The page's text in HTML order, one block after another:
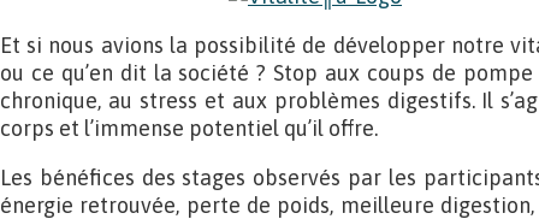
Et si nous avions la possibilité de développer notre
ou ce qu’en dit la société ? Stop aux coups de
chronique, au stress et aux problèmes digestifs. Il
corps et l’immense potentiel qu’il offre.
Les bénéfices des stages observés par les
énergie retrouvée, perte de poids, meilleure